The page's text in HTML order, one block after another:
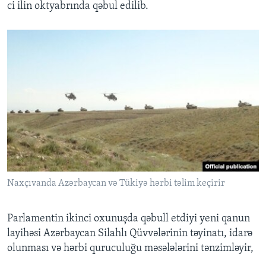
ci ilin oktyabrında qəbul edilib.
Naxçıvanda Azərbaycan və Tükiyə hərbi təlim keçirir
Parlamentin ikinci oxunuşda qəbull etdiyi yeni qanun
layihəsi Azərbaycan Silahlı Qüvvələrinin təyinatı, idarə
olunması və hərbi quruculuğu məsələlərini tənzimləyir,